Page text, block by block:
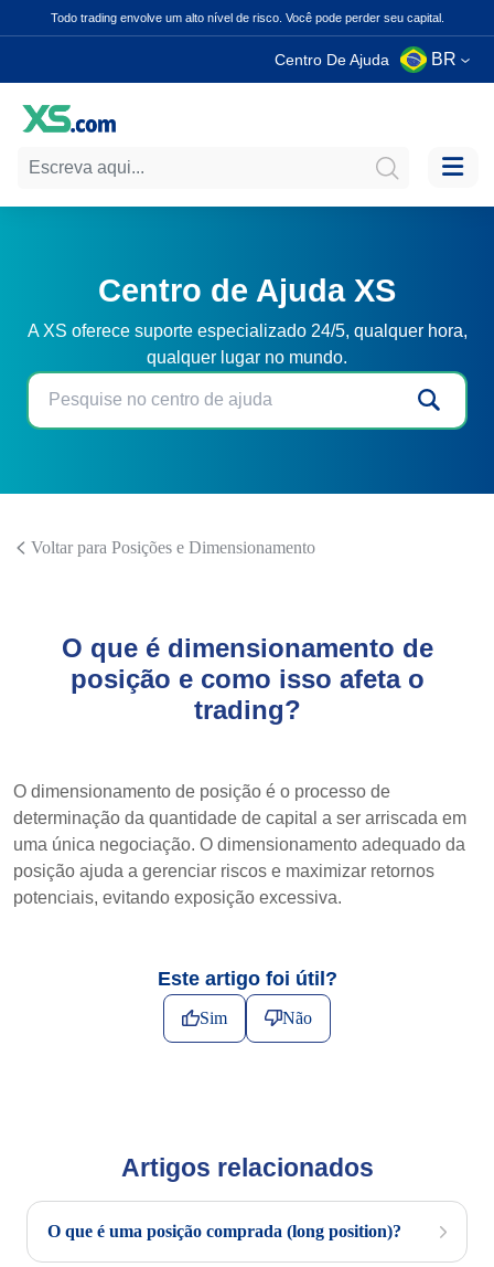
Todo trading envolve um alto nível de risco. Você pode perder seu capital.
Centro De Ajuda BR
Centro de Ajuda XS
A XS oferece suporte especializado 24/5, qualquer hora,
qualquer lugar no mundo.
Voltar para Posições e Dimensionamento
O que é dimensionamento de
posição e como isso afeta o
trading?
O dimensionamento de posição é o processo de
determinação da quantidade de capital a ser arriscada em
uma única negociação. O dimensionamento adequado da
posição ajuda a gerenciar riscos e maximizar retornos
potenciais, evitando exposição excessiva.
Este artigo foi útil?
Sim Não
Artigos relacionados
O que é uma posição comprada (long position)?